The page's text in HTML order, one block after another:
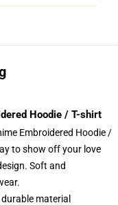
Hoodie / T-shirt
Embroidered Hoodie /
to show off your love
Soft and
material